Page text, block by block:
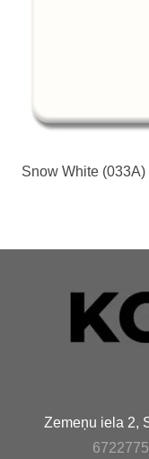
Snow White (033A)
Zemeņu iela 2,